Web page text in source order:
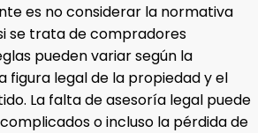
es no considerar la normativa
se trata de compradores
pueden variar según la
figura legal de la propiedad y el
La falta de asesoría legal puede
o incluso la pérdida de